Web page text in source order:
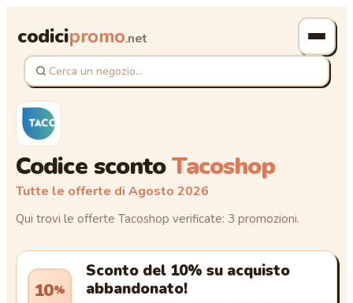
codicipromo.net
Codice scontoTacoshop
Tutte le offerte di Agosto 2026
Qui trovi le offerte Tacoshop verificate: 3 promozioni.
10%
Sconto del 10% su acquisto
abbandonato!